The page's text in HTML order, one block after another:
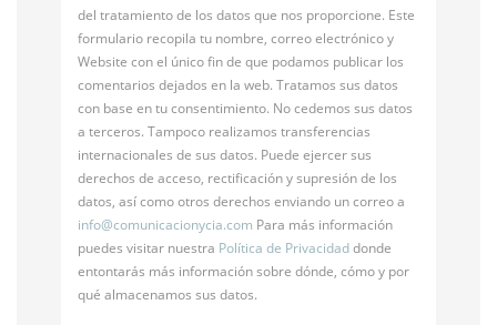
del tratamiento de los datos que nos proporcione. Este
formulario recopila tu nombre, correo electrónico y
Website con el único fin de que podamos publicar los
comentarios dejados en la web. Tratamos sus datos
con base en tu consentimiento. No cedemos sus datos
a terceros. Tampoco realizamos transferencias
internacionales de sus datos. Puede ejercer sus
derechos de acceso, rectificación y supresión de los
datos, así como otros derechos enviando un correo a
info@comunicacionycia.com Para más información
puedes visitar nuestra Política de Privacidaddonde
entontarás más información sobre dónde, cómo y por
qué almacenamos sus datos.